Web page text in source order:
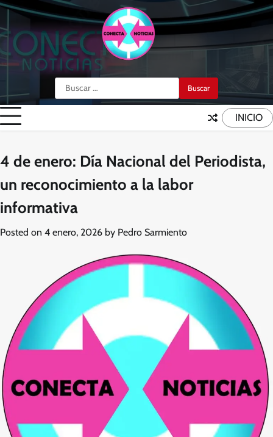
Skip
content
Buscar:
INICIO
4 de enero: Día Nacional del Periodista,
un reconocimiento a la labor
informativa
Posted on 4 enero, 2026 by Pedro Sarmiento